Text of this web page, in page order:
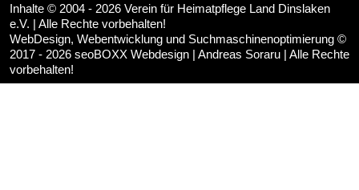
Inhalte © 2004 - 2026 Verein für Heimatpflege Land Dinslaken
e.V. | Alle Rechte vorbehalten!
WebDesign, Webentwicklung und Suchmaschinenoptimierung ©
2017 - 2026 seoBOXX Webdesign | Andreas Soraru | Alle Rechte
vorbehalten!